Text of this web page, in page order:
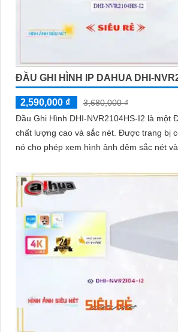
ĐẦU GHI HÌNH IP DAHUA DHI-
2,590,000 ₫
3,680,000 ₫
Đầu Ghi Hình DHI-NVR2104HS-I2 là một
chất lượng cao và sắc nét. Được trang bị công nghệ ONVIF,
nó cho phép xem hình ảnh đêm sắc nét